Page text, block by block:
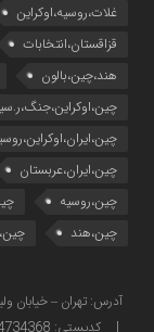
غلات،روسیه،اوکراین
قزاقستان،انتخابات
هند،چین،بالون
چین،ایران،عربستان
چین،روسیه
چین،هند